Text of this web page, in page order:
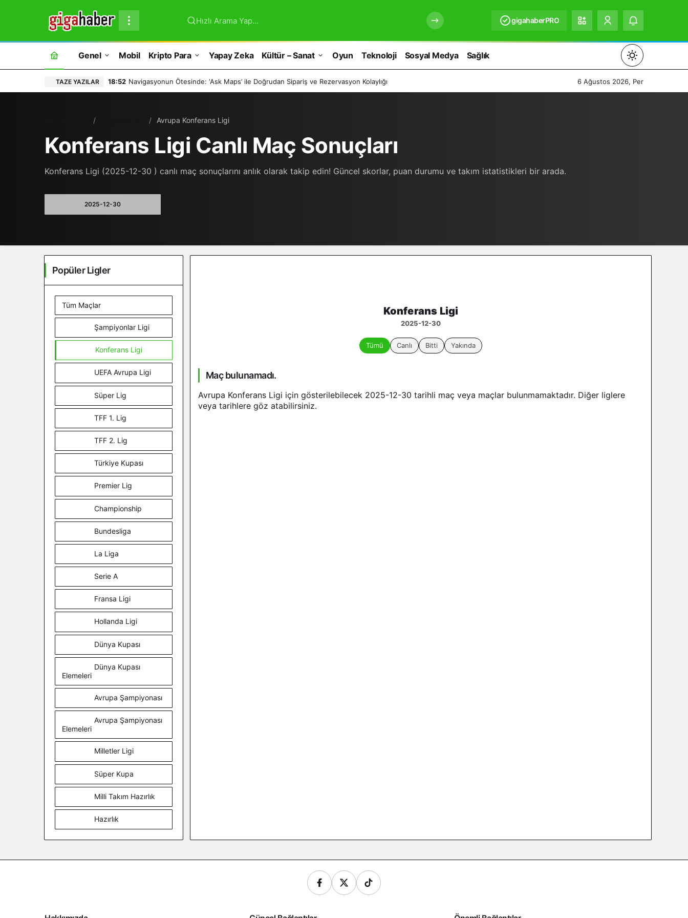
Hızlı Arama Yap... gigahaberPRO
Genel Mobil Kripto Para Yapay Zeka Kültür – Sanat Oyun Teknoloji Sosyal Medya Sağlık
Mod
değiştir
Gece Modu
TAZE YAZILAR 18:52 Navigasyonun Ötesinde: ‘Ask Maps’ ile Doğrudan Sipariş ve Rezervasyon Kolaylığı 6 Ağustos 2026, Per
Avrupa Konferans Ligi
Konferans Ligi Canlı Maç Sonuçları
Konferans Ligi (2025-12-30 ) canlı maç sonuçlarını anlık olarak takip edin! Güncel skorlar, puan durumu ve takım istatistikleri bir arada.
Popüler Ligler
Tüm Maçlar
Şampiyonlar Ligi
Konferans Ligi
UEFA Avrupa Ligi
Süper Lig
TFF 1. Lig
TFF 2. Lig
Türkiye Kupası
Premier Lig
Championship
Bundesliga
La Liga
Serie A
Fransa Ligi
Hollanda Ligi
Dünya Kupası
Dünya Kupası
Elemeleri
Avrupa Şampiyonası
Avrupa Şampiyonası
Elemeleri
Milletler Ligi
Süper Kupa
Milli Takım Hazırlık
Hazırlık
Konferans Ligi
2025-12-30
Tümü Canlı Bitti Yakında
Maç bulunamadı.
Avrupa Konferans Ligi için gösterilebilecek 2025-12-30 tarihli maç veya maçlar bulunmamaktadır. Diğer liglere
veya tarihlere göz atabilirsiniz.